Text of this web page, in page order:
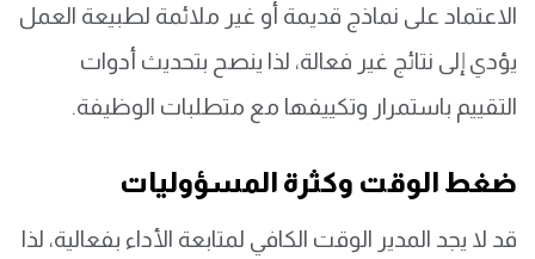
الاعتماد على نماذج قديمة أو غير ملائمة لطبيعة العمل
يؤدي إلى نتائج غير فعالة، لذا ينصح بتحديث أدوات
التقييم باستمرار وتكييفها مع متطلبات الوظيفة.
ضغط الوقت وكثرة المسؤوليات
قد لا يجد المدير الوقت الكافي لمتابعة الأداء بفعالية، لذا